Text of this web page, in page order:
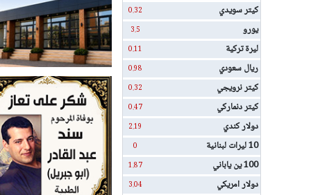
كيتر سويدي 0.32
يورو 3.5
ليرة تركية 0.11
ريال سعودي 0.98
كيتر نرويجي 0.32
كيتر دنماركي 0.47
دولار كندي 2.19
10 ليرات لبنانية 0
100 ين ياباني 1.87
دولار امريكي 3.04